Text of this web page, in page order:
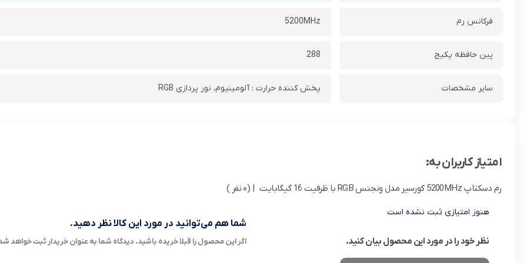
فرکانس رم 5200MHz
پین حافظه پکیج 288
سایر مشخصات پخش کننده حرارت : آلومینیوم، نور پردازی RGB
امتیاز کاربران به:
رم دسکتاپ 5200MHz کورسیر مدل ونجنس RGB با ظرفیت 16 گیگابایت | (0 نفر )
هنوز امتیازی ثبت نشده است
نظر خود را در مورد این محصول بیان کنید.
شما هم می‌توانید در مورد این کالا نظر دهید.
اگر این محصول را قبلا خریده باشید، دیدگاه شما به عنوان خریدار ثبت خواهد